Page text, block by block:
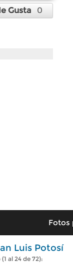
Gusta 0
Fotos
Luis Potosí
al 24 de 72):